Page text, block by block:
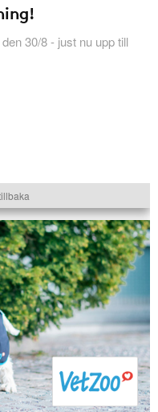
30/8 - just nu upp till